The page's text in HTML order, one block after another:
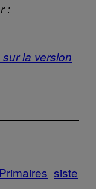
:
la version
Primaires siste